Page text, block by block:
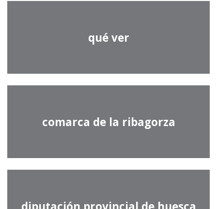
qué ver
comarca de la ribagorza
diputación provincial de huesca